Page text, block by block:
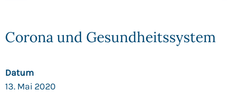
Datum
13. Mai 2020
Corona und Gesundheitssystem